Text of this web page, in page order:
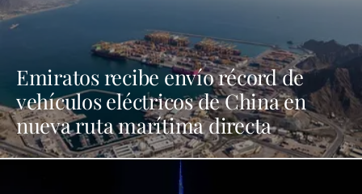
Emiratos recibe envío récord de
vehículos eléctricos de China en
nueva ruta marítima directa